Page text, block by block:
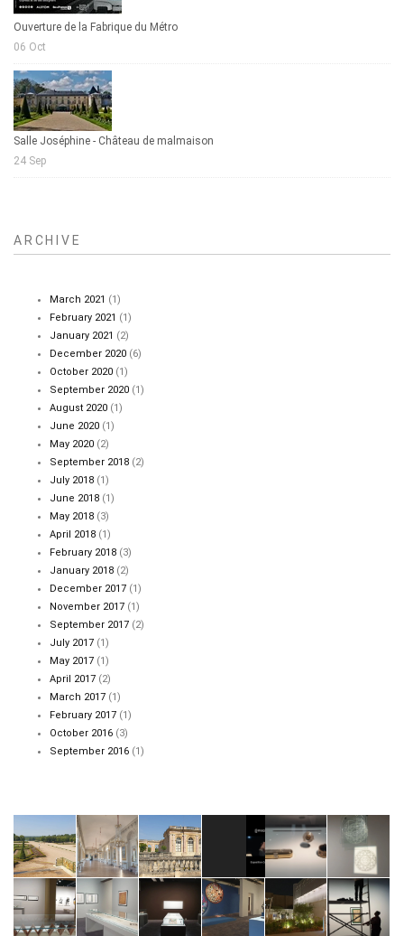
Ouverture de la Fabrique du Métro
06 Oct
Salle Joséphine - Château de malmaison
24 Sep
ARCHIVE
March 2021 (1)
February 2021 (1)
January 2021 (2)
December 2020 (6)
October 2020 (1)
September 2020 (1)
August 2020 (1)
June 2020 (1)
May 2020 (2)
September 2018 (2)
July 2018 (1)
June 2018 (1)
May 2018 (3)
April 2018 (1)
February 2018 (3)
January 2018 (2)
December 2017 (1)
November 2017 (1)
September 2017 (2)
July 2017 (1)
May 2017 (1)
April 2017 (2)
March 2017 (1)
February 2017 (1)
October 2016 (3)
September 2016 (1)